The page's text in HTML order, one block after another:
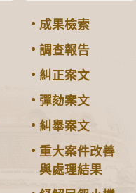
成果檢索
調查報告
糾正案文
彈劾案文
糾舉案文
重大案件改善
與處理結果